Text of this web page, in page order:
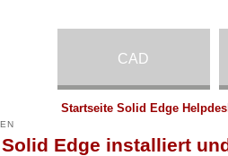
CAD
Startseite Solid Edge
Edge installiert